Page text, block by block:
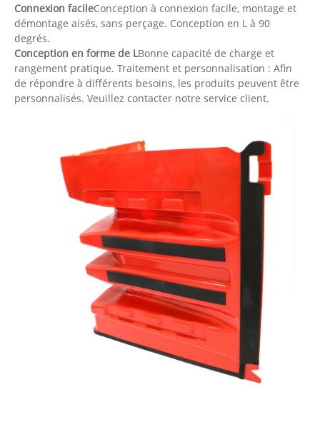
Connexion facileConception à connexion facile, montage et
démontage aisés, sans perçage. Conception en L à 90
degrés.
Conception en forme de LBonne capacité de charge et
rangement pratique. Traitement et personnalisation : Afin
de répondre à différents besoins, les produits peuvent être
personnalisés. Veuillez contacter notre service client.